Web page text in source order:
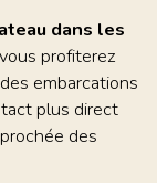
dans les
profiterez
embarcations
plus direct
des